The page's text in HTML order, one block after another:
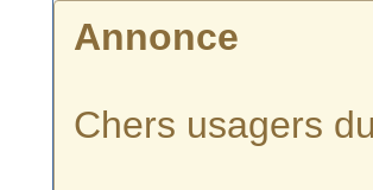
Annonce
Chers usagers